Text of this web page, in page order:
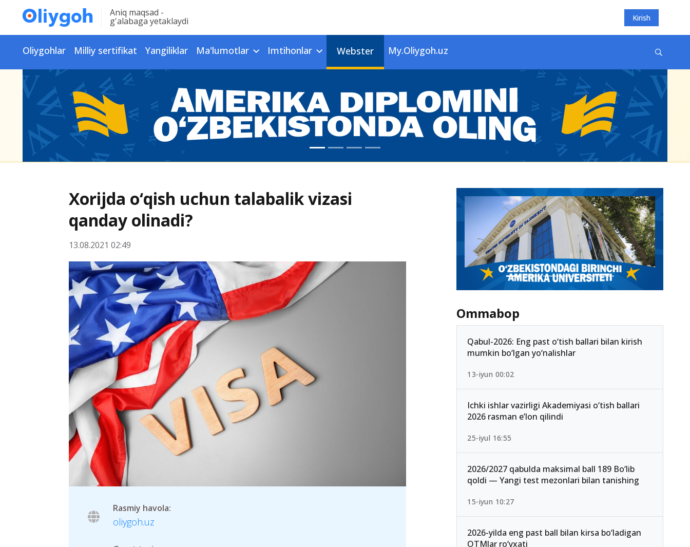
Aniq maqsad -
g'alabaga yetaklaydi Kirish
Oliygohlar Milliy sertifikat Yangiliklar Ma'lumotlar Imtihonlar Webster My.Oliygoh.uz
Xorijda o‘qish uchun talabalik vizasi
qanday olinadi?
13.08.2021 02:49
Rasmiy havola:
oliygoh.uz
Ommabop
Qabul-2026: Eng past o‘tish ballari bilan kirish
mumkin bo‘lgan yo‘nalishlar
13-iyun 00:02
Ichki ishlar vazirligi Akademiyasi o‘tish ballari
2026 rasman e’lon qilindi
25-iyul 16:55
2026/2027 qabulda maksimal ball 189 Bo‘lib
qoldi — Yangi test mezonlari bilan tanishing
15-iyun 10:27
2026-yilda eng past ball bilan kirsa bo‘ladigan
OTMlar ro‘yxati